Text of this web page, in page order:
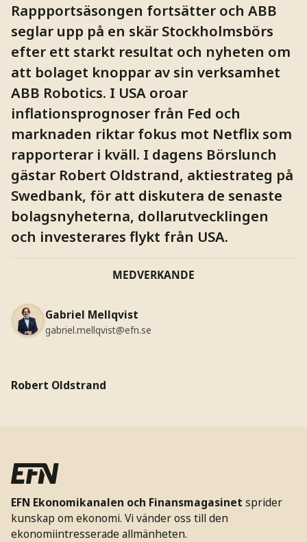
Rappportsäsongen fortsätter och ABB
seglar upp på en skär Stockholmsbörs
efter ett starkt resultat och nyheten om
att bolaget knoppar av sin verksamhet
ABB Robotics. I USA oroar
inflationsprognoser från Fed och
marknaden riktar fokus mot Netflix som
rapporterar i kväll. I dagens Börslunch
gästar Robert Oldstrand, aktiestrateg på
Swedbank, för att diskutera de senaste
bolagsnyheterna, dollarutvecklingen
och investerares flykt från USA.
MEDVERKANDE
Gabriel Mellqvist
gabriel.mellqvist@efn.se
Robert Oldstrand
EFN Ekonomikanalen och Finansmagasinet sprider
kunskap om ekonomi. Vi vänder oss till den
ekonomiintresserade allmänheten.